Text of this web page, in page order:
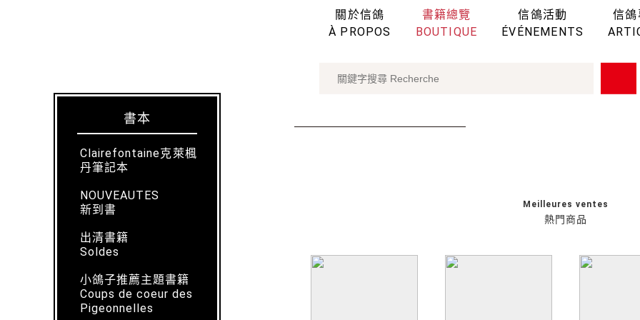
關於信鴿
À PROPOS
書籍總覽
BOUTIQUE
信鴿活動
ÉVÉNEMENTS
信鴿
書本
Clairefontaine克萊楓
丹筆記本
NOUVEAUTES
新到書
出清書籍
Soldes
小鴿子推薦主題書籍
Coups de coeur des
Pigeonnelles
熱門商品
Meilleures ventes